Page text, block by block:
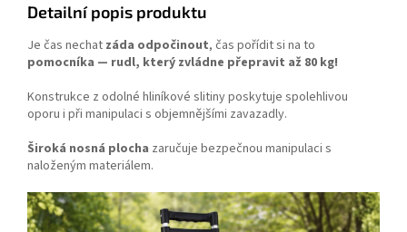
Detailní popis produktu
Je čas nechat záda odpočinout, čas pořídit si na to
pomocníka — rudl, který zvládne přepravit až 80 kg!
Konstrukce z odolné hliníkové slitiny poskytuje spolehlivou
oporu i při manipulaci s objemnějšími zavazadly.
Široká nosná plocha zaručuje bezpečnou manipulaci s
naloženým materiálem.